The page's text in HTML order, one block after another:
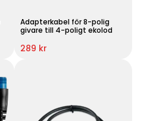
Adapterkabel för 8-polig
givare till 4-poligt ekolod
289 kr